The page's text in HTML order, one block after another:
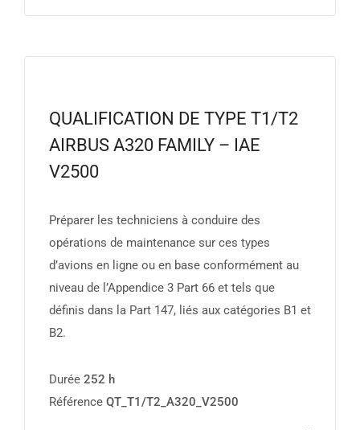
QUALIFICATION DE TYPE T1/T2
AIRBUS A320 FAMILY – IAE
V2500
Préparer les techniciens à conduire des
opérations de maintenance sur ces types
d’avions en ligne ou en base conformément au
niveau de l’Appendice 3 Part 66 et tels que
définis dans la Part 147, liés aux catégories B1 et
B2.
Durée 252 h
Référence QT_T1/T2_A320_V2500